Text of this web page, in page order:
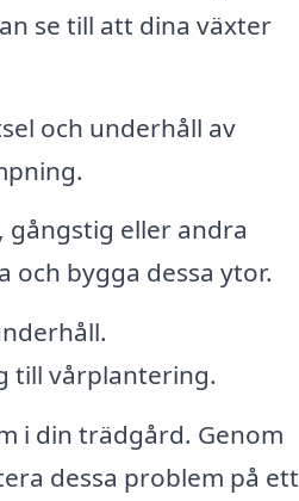
se till att dina växter
och underhåll av
gångstig eller andra
bygga dessa ytor.
till vårplantering.
i din trädgård. Genom
dessa problem på ett